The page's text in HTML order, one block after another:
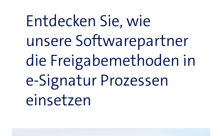
Entdecken Sie, wie
unsere Softwarepartner
die Freigabemethoden in
e-Signatur Prozessen
einsetzen